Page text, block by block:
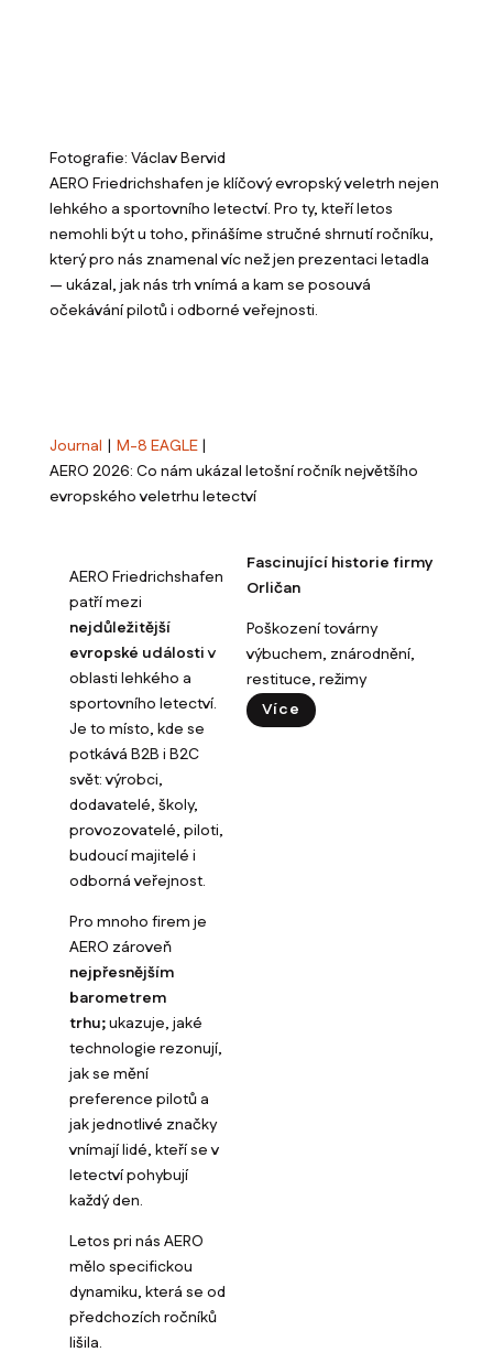
Fotografie: Václav Bervid
AERO Friedrichshafen je klíčový evropský veletrh nejen
lehkého a sportovního letectví. Pro ty, kteří letos
nemohli být u toho, přinášíme stručné shrnutí ročníku,
který pro nás znamenal víc než jen prezentaci letadla
— ukázal, jak nás trh vnímá a kam se posouvá
očekávání pilotů i odborné veřejnosti.
Journal | M-8 EAGLE |
AERO 2026: Co nám ukázal letošní ročník největšího
evropského veletrhu letectví
AERO Friedrichshafen
patří mezi
nejdůležitější
evropské událostiv
oblasti lehkého a
sportovního letectví.
Je to místo, kde se
potkává B2B i B2C
svět: výrobci,
dodavatelé, školy,
provozovatelé, piloti,
budoucí majitelé i
odborná veřejnost.
Pro mnoho firem je
AERO zároveň
nejpřesnějším
barometrem
trhu;ukazuje, jaké
technologie rezonují,
jak se mění
preference pilotů a
jak jednotlivé značky
vnímají lidé, kteří se v
letectví pohybují
každý den.
Letos pri nás AERO
mělo specifickou
dynamiku, která se od
předchozích ročníků
lišila.
Fascinující historie firmy
Orličan
Poškození továrny
výbuchem, znárodnění,
restituce, režimy
Více